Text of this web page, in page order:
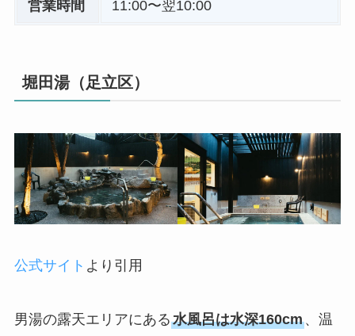
営業時間 11:00〜翌10:00
堀田湯（足立区）
公式サイト より引用
男湯の露天エリアにある水風呂は水深160cm、温